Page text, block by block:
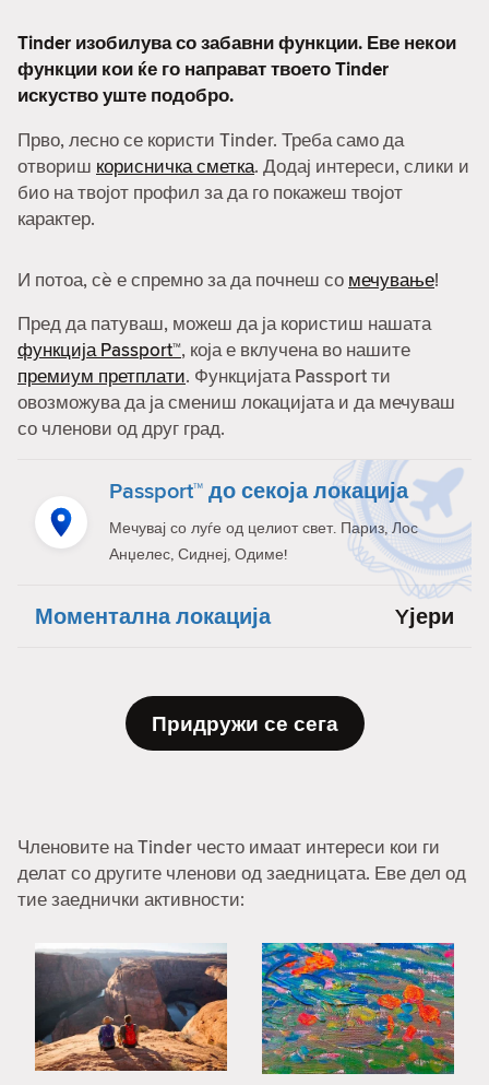
Tinder изобилува со забавни функции. Еве некои
функции кои ќе го направат твоето Tinder
искуство уште подобро.
Прво, лесно се користи Tinder. Треба само да
отвориш корисничка сметка. Додај интереси, слики и
био на твојот профил за да го покажеш твојот
карактер.
И потоа, сè е спремно за да почнеш со мечување!
Пред да патуваш, можеш да ја користиш нашата
функција Passport™, која е вклучена во нашите
премиум претплати. Функцијата Passport ти
овозможува да ја смениш локацијата и да мечуваш
со членови од друг град.
Passport™ до секоја локација
Мечувај со луѓе од целиот свет. Париз, Лос
Анџелес, Сиднеј, Одиме!
Моментална локација Yјери
Придружи се сега
Членовите на Tinder често имаат интереси кои ги
делат со другите членови од заедницата. Еве дел од
тие заеднички активности: